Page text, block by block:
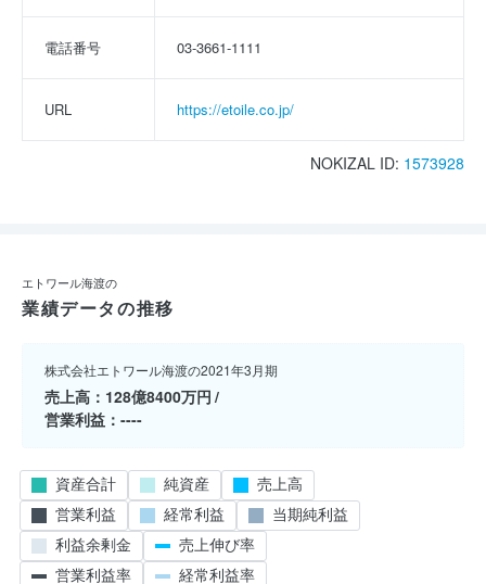
電話番号 03-3661-1111
URL https://etoile.co.jp/
NOKIZAL ID: 1573928
エトワール海渡の
業績データの推移
株式会社エトワール海渡の2021年3月期
売上高
128億8400万円
営業利益
----
資産合計 純資産
売上高
営業利益
経常利益
当期純利益
利益余剰金
売上伸び率
営業利益率
経常利益率